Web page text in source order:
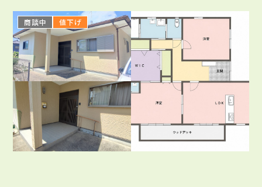
商談中 値下げ